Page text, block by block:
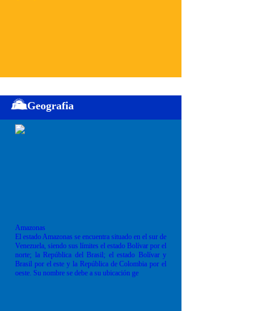
Geografia
Amazonas
El estado Amazonas se encuentra situado en el sur de
Venezuela, siendo sus límites el estado Bolívar por el
norte; la República del Brasil; el estado Bolívar y
Brasil por el este y la República de Colombia por el
oeste. Su nombre se debe a su ubicación ge